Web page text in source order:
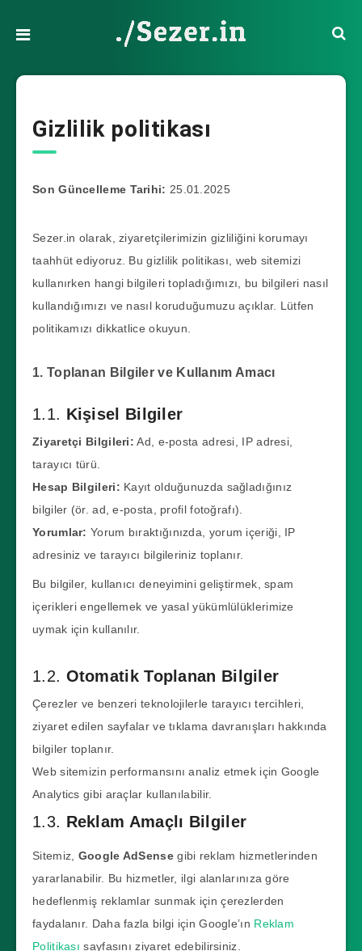
Gizlilik politikası
Son Güncelleme Tarihi: 25.01.2025
Sezer.in olarak, ziyaretçilerimizin gizliliğini korumayı
taahhüt ediyoruz. Bu gizlilik politikası, web sitemizi
kullanırken hangi bilgileri topladığımızı, bu bilgileri nasıl
kullandığımızı ve nasıl koruduğumuzu açıklar. Lütfen
politikamızı dikkatlice okuyun.
1. Toplanan Bilgiler ve Kullanım Amacı
1.1. Kişisel Bilgiler
Ziyaretçi Bilgileri: Ad, e-posta adresi, IP adresi,
tarayıcı türü.
Hesap Bilgileri: Kayıt olduğunuzda sağladığınız
bilgiler (ör. ad, e-posta, profil fotoğrafı).
Yorumlar: Yorum bıraktığınızda, yorum içeriği, IP
adresiniz ve tarayıcı bilgileriniz toplanır.
Bu bilgiler, kullanıcı deneyimini geliştirmek, spam
içerikleri engellemek ve yasal yükümlülüklerimize
uymak için kullanılır.
1.2. Otomatik Toplanan Bilgiler
Çerezler ve benzeri teknolojilerle tarayıcı tercihleri,
ziyaret edilen sayfalar ve tıklama davranışları hakkında
bilgiler toplanır.
Web sitemizin performansını analiz etmek için Google
Analytics gibi araçlar kullanılabilir.
1.3. Reklam Amaçlı Bilgiler
Sitemiz, Google AdSensegibi reklam hizmetlerinden
yararlanabilir. Bu hizmetler, ilgi alanlarınıza göre
hedeflenmiş reklamlar sunmak için çerezlerden
faydalanır. Daha fazla bilgi için Google’ın Reklam
Politikası sayfasını ziyaret edebilirsiniz.